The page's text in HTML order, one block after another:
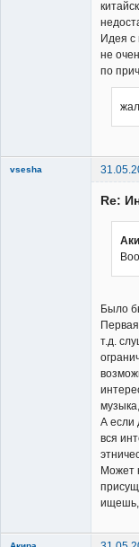
Идея с
не
по
vsesha
Re:
Было
т.д.
А если
вся
Может
ищешь,